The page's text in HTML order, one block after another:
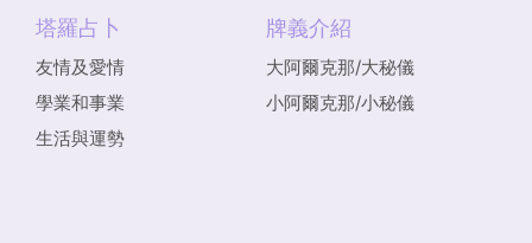
塔羅占卜
友情及愛情
學業和事業
生活與運勢
牌義介紹
大阿爾克那/大秘儀
小阿爾克那/小秘儀